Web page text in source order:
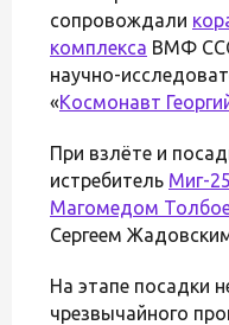
сопровождали
комплекса ВМФ
научно-
«Космонавт
При взлёте и
истребитель Миг-25
Магомедом
Сергеем
На этапе посадки
чрезвычайного